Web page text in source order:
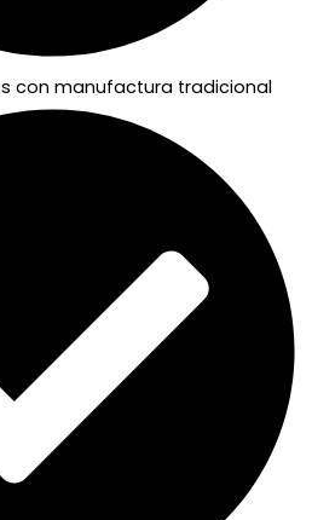
con manufactura tradicional